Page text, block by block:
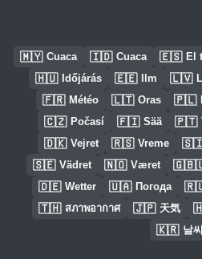
🇲🇾 Cuaca 🇮🇩 Cuaca 🇪🇸 El
🇭🇺 Időjárás 🇪🇪 Ilm 🇱🇻
🇫🇷 Météo 🇱🇹 Oras 🇵🇱
🇨🇿 Počasí 🇫🇮 Sää 🇵🇹
🇩🇰 Vejret 🇷🇸 Vreme
🇸🇪 Vädret 🇳🇴 Været
🇩🇪 Wetter 🇺🇦 Погода
🇹🇭 สภาพอากาศ 🇯🇵 天気
🇰🇷 날씨